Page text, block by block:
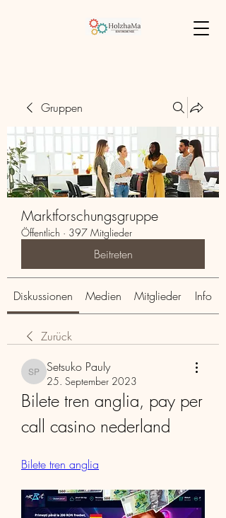
Gruppen
Marktforschungsgruppe
Öffentlich · 397 Mitglieder
Beitreten
Diskussionen Medien Mitglieder Info
Zurück
Setsuko Pauly
Setsuko Pauly
25. September 2023
Bilete tren anglia, pay per
call casino nederland
Bilete tren anglia